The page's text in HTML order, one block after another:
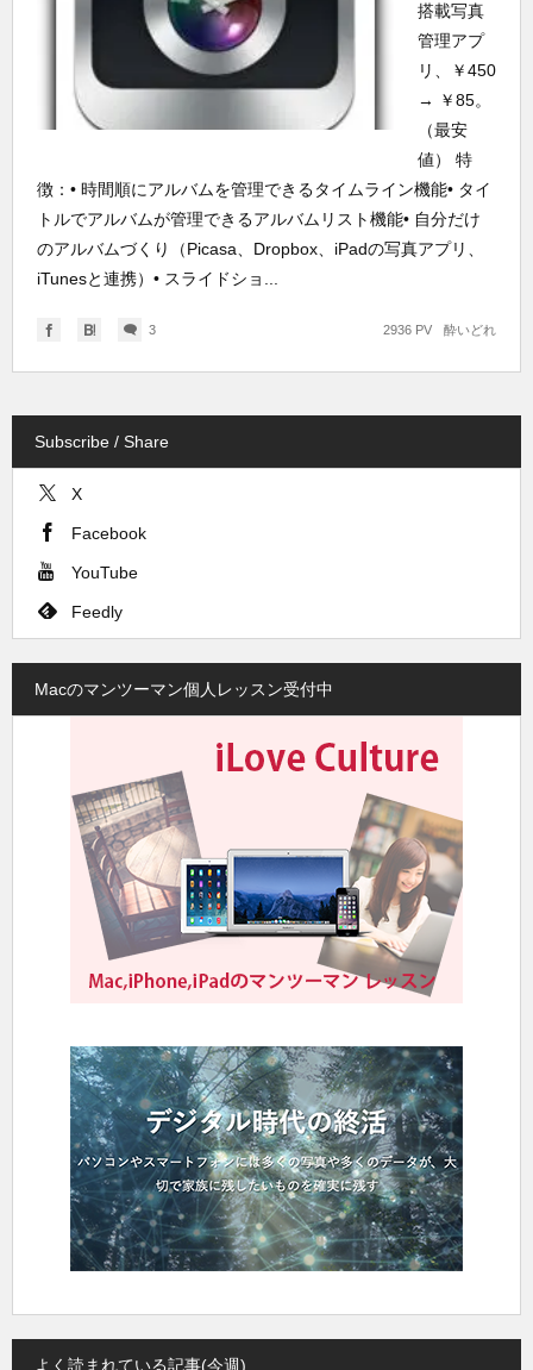
搭載写真
管理アプ
リ、￥450
→ ￥85。
（最安
値） 特
徴：• 時間順にアルバムを管理できるタイムライン機能• タイ
トルでアルバムが管理できるアルバムリスト機能• 自分だけ
のアルバムづくり（Picasa、Dropbox、iPadの写真アプリ、
iTunesと連携）• スライドショ...
3 酔いどれ
2936 PV
Subscribe / Share
X
Facebook
YouTube
Feedly
Macのマンツーマン個人レッスン受付中
よく読まれている記事(今週)